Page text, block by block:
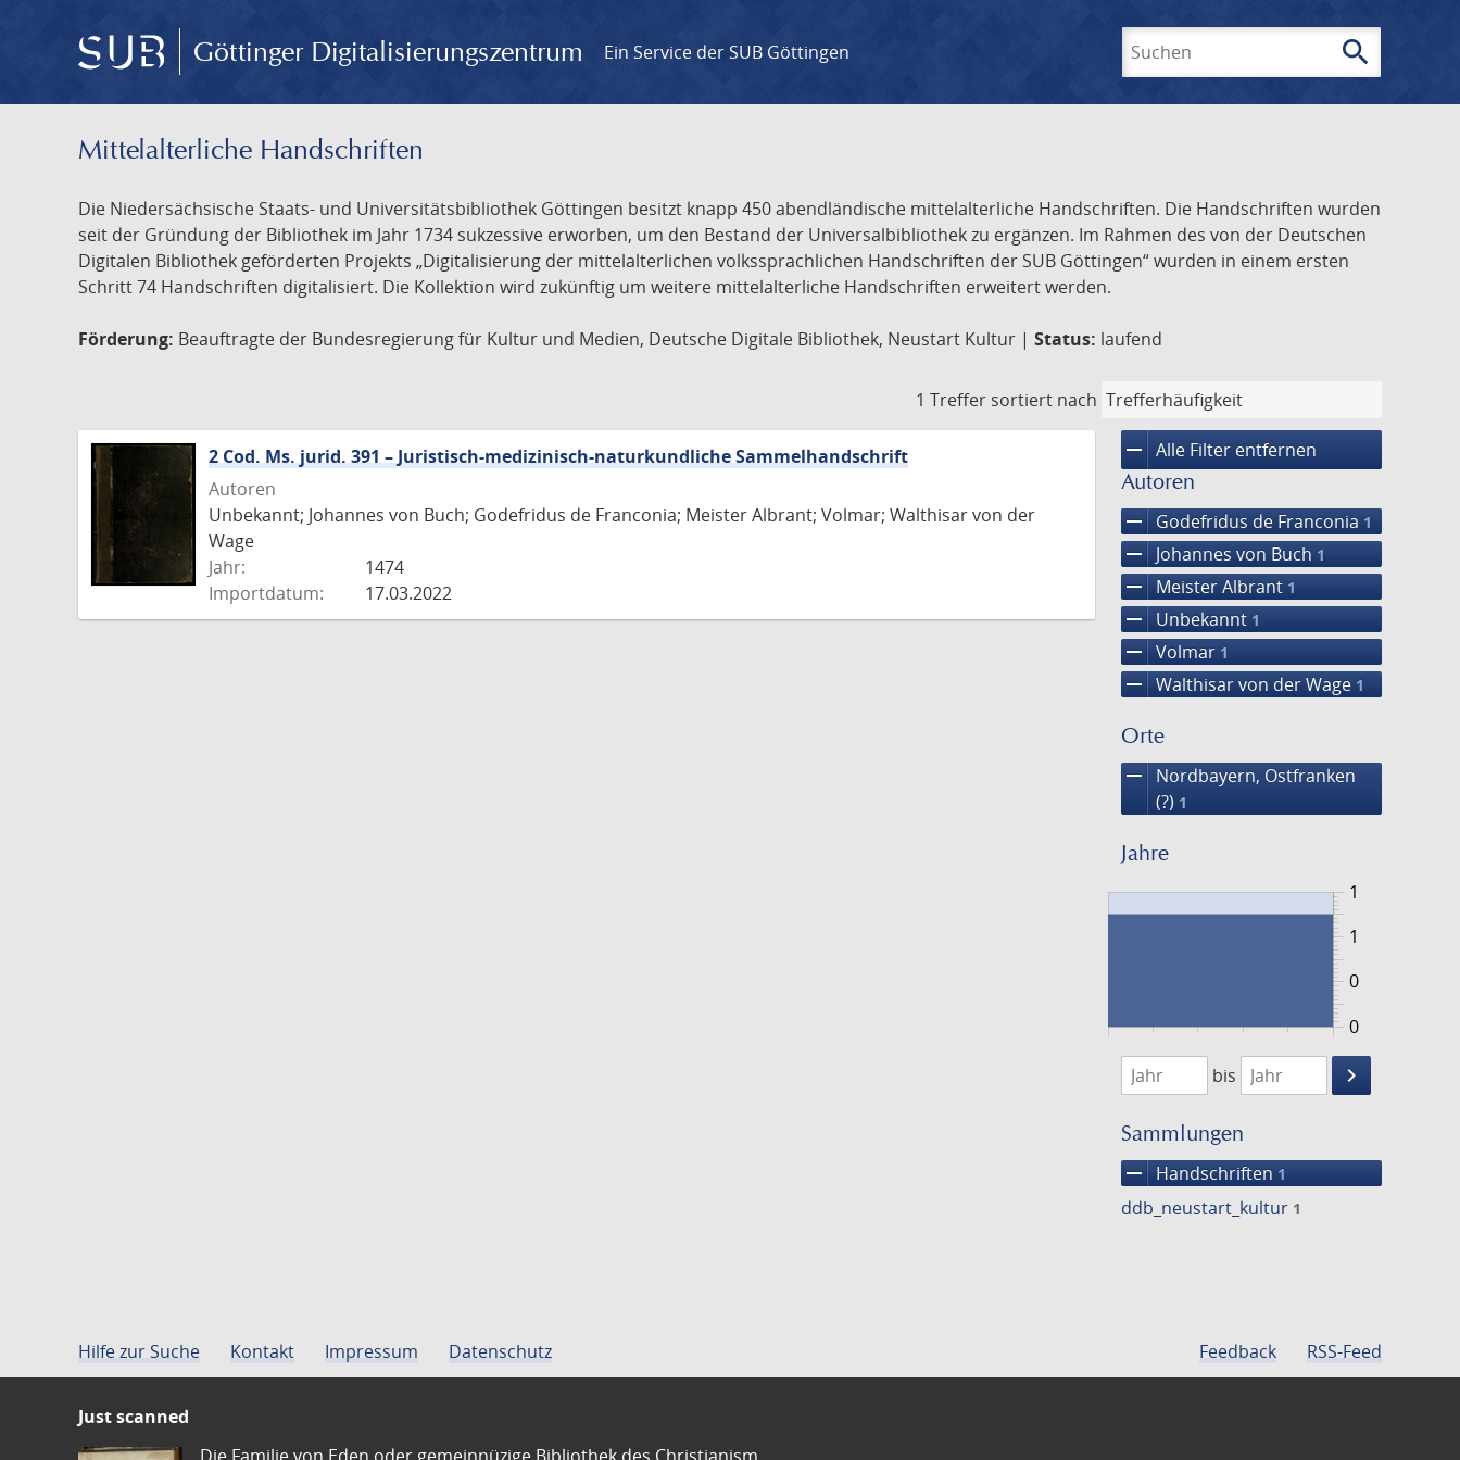
Göttinger Digitalisierungszentrum Ein Service der SUB Göttingen search
Mittelalterliche Handschriften
Die Niedersächsische Staats- und Universitätsbibliothek Göttingen besitzt knapp 450 abendländische mittelalterliche Handschriften. Die Handschriften wurden
seit der Gründung der Bibliothek im Jahr 1734 sukzessive erworben, um den Bestand der Universalbibliothek zu ergänzen. Im Rahmen des von der Deutschen
Digitalen Bibliothek geförderten Projekts „Digitalisierung der mittelalterlichen volkssprachlichen Handschriften der SUB Göttingen“ wurden in einem ersten
Schritt 74 Handschriften digitalisiert. Die Kollektion wird zukünftig um weitere mittelalterliche Handschriften erweitert werden.
Förderung: Beauftragte der Bundesregierung für Kultur und Medien, Deutsche Digitale Bibliothek, Neustart Kultur | Status: laufend
1 Treffer sortiert nach
remove Alle Filter entfernen
Autoren
remove Godefridus de Franconia 1
remove Johannes von Buch 1
remove Meister Albrant 1
remove Unbekannt 1
remove Volmar 1
remove Walthisar von der Wage 1
Orte
remove
Nordbayern, Ostfranken
(?) 1
Jahre
0
1
0
1
1474
1475
bis
keyboard_arrow_right
Suche
Sammlungen
remove Handschriften 1
ddb_neustart_kultur 1
2 Cod. Ms. jurid. 391 – Juristisch-medizinisch-naturkundliche Sammelhandschrift
Autoren
Unbekannt; Johannes von Buch; Godefridus de Franconia; Meister Albrant; Volmar; Walthisar von der
Wage
Jahr:
1474
Importdatum:
17.03.2022
Hilfe zur Suche Kontakt Impressum Datenschutz Feedback RSS-Feed
Just scanned